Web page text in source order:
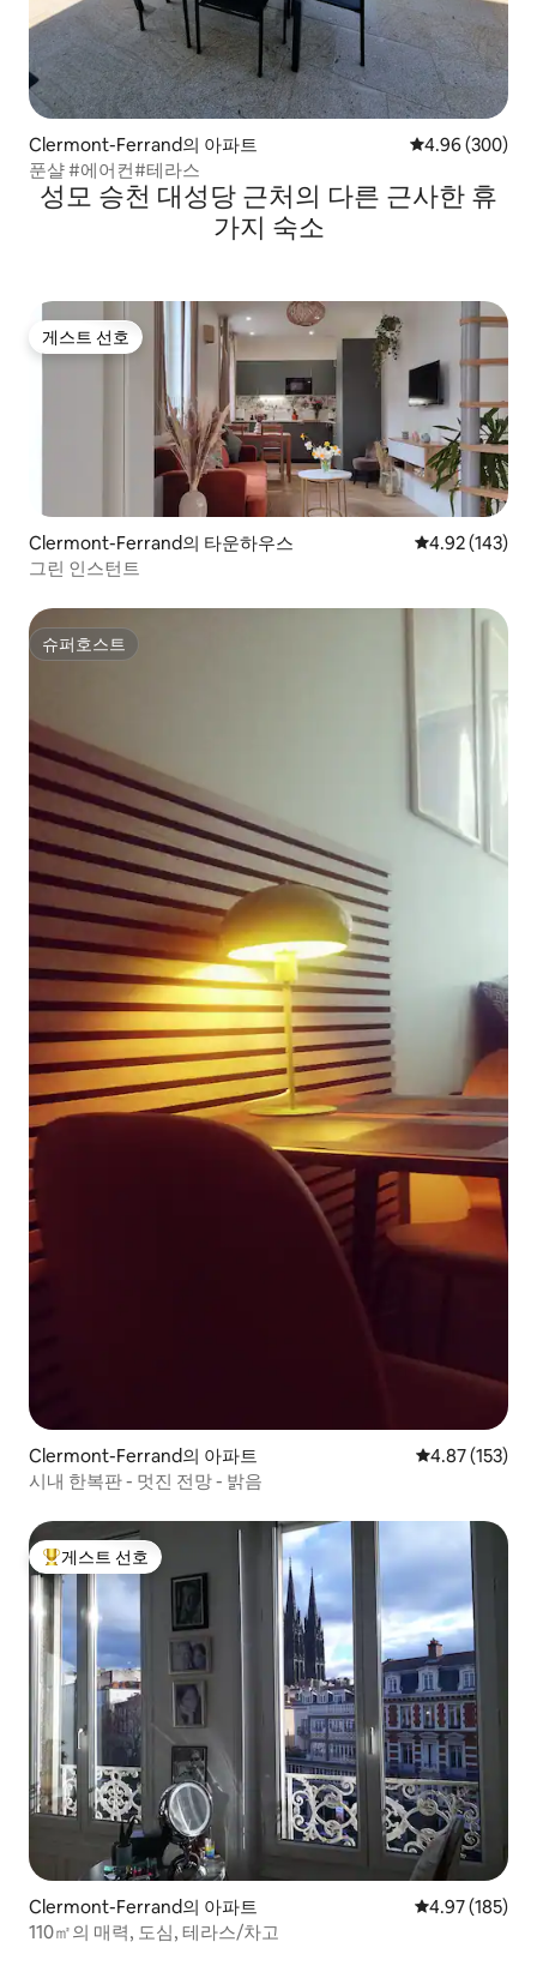
Clermont-Ferrand의 아파트 평점 4.96점(5
4.96 (300)
푼샬 #에어컨#테라스
성모 승천 대성당 근처의 다른 근사한 휴
가지 숙소
게스트 선호
게스트 선호
Clermont-Ferrand의 타운하우스 평점 4.92점(5
4.92 (143)
그린 인스턴트
슈퍼호스트
슈퍼호스트
Clermont-Ferrand의 아파트 평점 4.87점(5
4.87 (153)
시내 한복판 - 멋진 전망 - 밝음
상위 게스트 선호
게스트 선호
Clermont-Ferrand의 아파트 평점 4.97점(5
4.97 (185)
110㎡의 매력, 도심, 테라스/차고